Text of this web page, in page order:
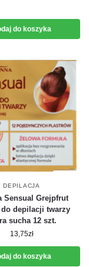
do koszyka
DEPILACJA
Sensual Grejpfrut
do depilacji twarzy
sucha 12 szt.
13,75zł
do koszyka